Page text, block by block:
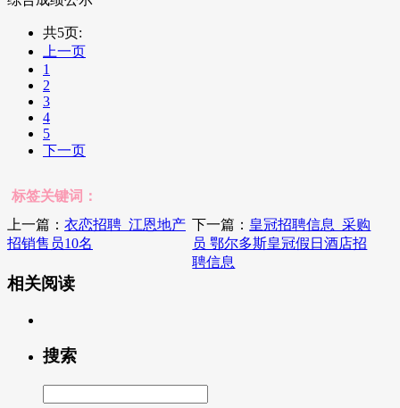
共5页:
上一页
1
2
3
4
5
下一页
标签关键词：
上一篇： 衣恋招聘_江恩地产
招销售员10名
下一篇： 皇冠招聘信息_采购
员 鄂尔多斯皇冠假日酒店招
聘信息
相关阅读
搜索